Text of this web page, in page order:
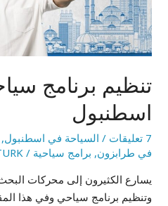
تنظيم برنامج
اسطنبول
7 تعليقات / السياحة في اسطنبول,
في طرابزون, برامج سياحية /
يسارع الكثيرون إلى محركات
وتنظيم برنامج سياحي وفي هذا